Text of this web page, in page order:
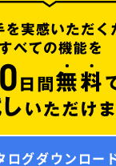
ログダウンロー